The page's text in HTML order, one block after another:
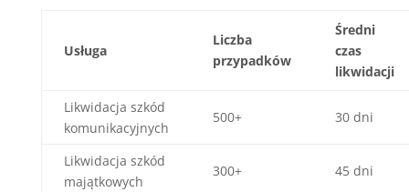
Usługa
Liczba
przypadków
Średni
czas
likwidacji
Likwidacja szkód
komunikacyjnych
500+ 30 dni
Likwidacja szkód
majątkowych
300+ 45 dni